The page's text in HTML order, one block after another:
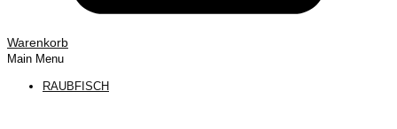
Warenkorb
Main Menu
RAUBFISCH